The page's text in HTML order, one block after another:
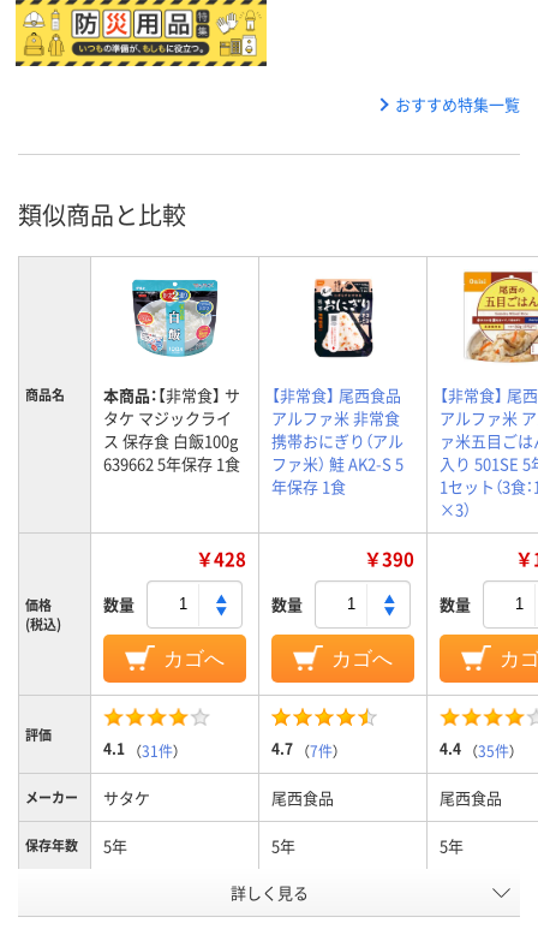
おすすめ特集一覧
類似商品と比較
商品名 本商品：【非常食】 サ
タケ マジックライ
ス 保存食 白飯100g
639662 5年保存 1食
【非常食】 尾西食品
アルファ米 非常食
携帯おにぎり（アル
ファ米） 鮭 AK2-S 5
年保存 1食
【非常食】 尾
アルファ米
ァ米五目ご
入り 501SE 5
1セット（3食
×3）
価格
(税込)
￥428
数量
カゴへ
￥390
数量
カゴへ
数量
カ
評価
4.1 （31件） 4.7 （7件） 4.4 （35件）
メーカー サタケ 尾西食品 尾西食品
保存年数 5年 5年 5年
詳しく見る